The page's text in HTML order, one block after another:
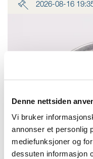
Denne nettsiden
Vi bruker
annonser et personlig
mediefunksjoner og
dessuten informasjon
2026-08-16